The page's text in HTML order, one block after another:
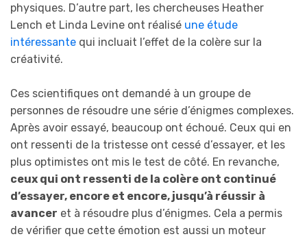
physiques. D’autre part, les chercheuses Heather
Lench et Linda Levine ont réalisé une étude
intéressante qui incluait l’effet de la colère sur la
créativité.
Ces scientifiques ont demandé à un groupe de
personnes de résoudre une série d’énigmes complexes.
Après avoir essayé, beaucoup ont échoué. Ceux qui en
ont ressenti de la tristesse ont cessé d’essayer, et les
plus optimistes ont mis le test de côté. En revanche,
ceux qui ont ressenti de la colère ont continué
d’essayer, encore et encore, jusqu’à réussir à
avancer et à résoudre plus d’énigmes. Cela a permis
de vérifier que cette émotion est aussi un moteur